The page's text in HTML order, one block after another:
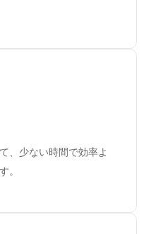
、少ない時間で効率よ
。